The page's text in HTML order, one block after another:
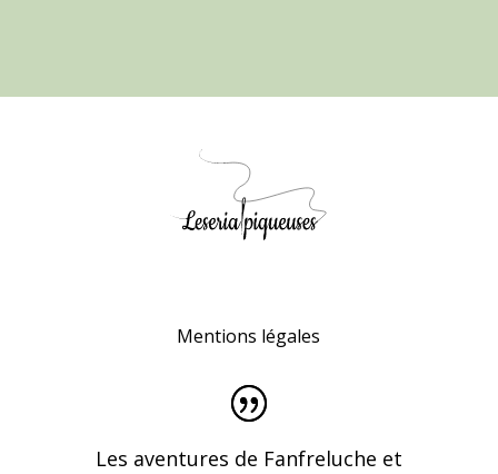
Mentions légales
Les aventures de Fanfreluche et